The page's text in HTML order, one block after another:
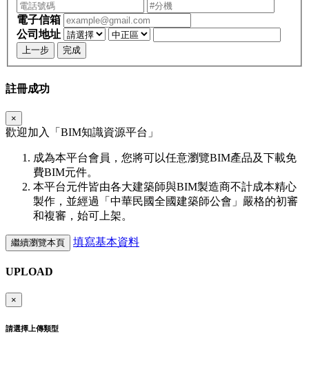
電子信箱
公司地址
上一步 完成
註冊成功
×
歡迎加入「 BIM知識資源平台」
成為本平台會員，您將可以任意瀏覽BIM產品及下載免
費BIM元件。
本平台元件皆由各大建築師與BIM製造商不計成本精心
製作，並經過「中華民國全國建築師公會」嚴格的初審
和複審，始可上架。
繼續瀏覽本頁 填寫基本資料
UPLOAD
×
請選擇上傳類型